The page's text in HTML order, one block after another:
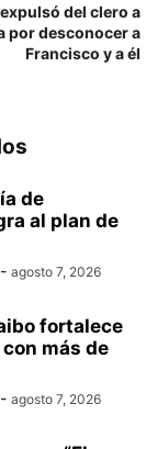
del clero a
por desconocer a
Francisco y a él
de
al plan de
- agosto 7, 2026
fortalece
más de
- agosto 7, 2026